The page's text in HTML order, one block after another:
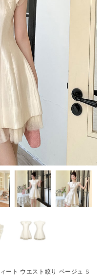
ート ウエスト絞り ベージュ S